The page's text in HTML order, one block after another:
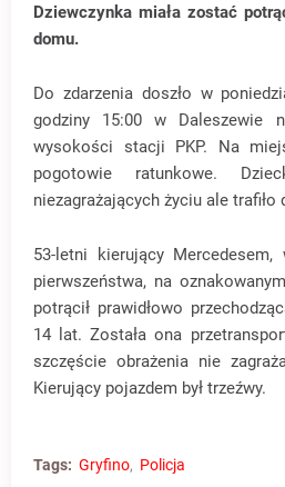
Dziewczynka miała zostać
domu.
Do zdarzenia doszło w
godziny 15:00 w Daleszewie
wysokości stacji PKP. Na
pogotowie ratunkowe.
niezagrażających życiu ale trafiło
53-letni kierujący
pierwszeństwa, na
potrącił prawidłowo
14 lat. Została ona
szczęście obrażenia nie
Kierujący pojazdem był trzeźwy.
Tags: Gryfino Policja